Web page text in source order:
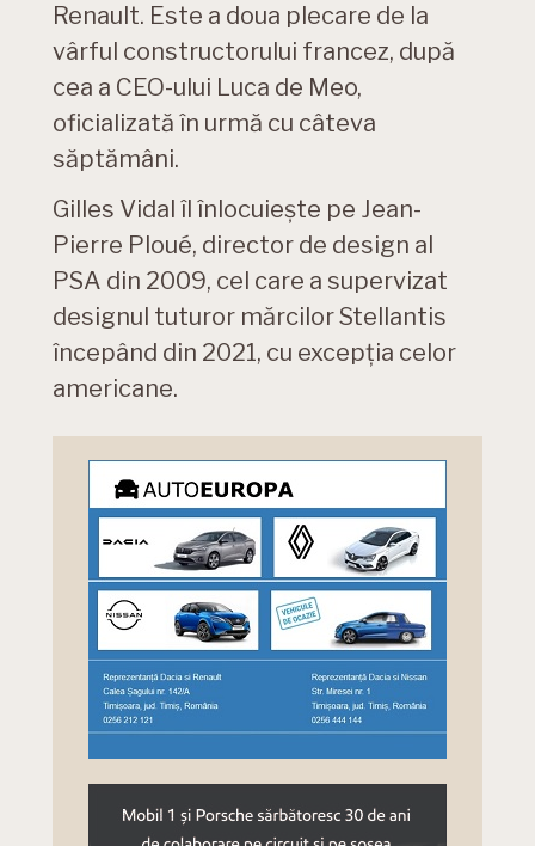
Renault. Este a doua plecare de la
vârful constructorului francez, după
cea a CEO-ului Luca de Meo,
oficializată în urmă cu câteva
săptămâni.
Gilles Vidal îl înlocuiește pe Jean-
Pierre Ploué, director de design al
PSA din 2009, cel care a supervizat
designul tuturor mărcilor Stellantis
începând din 2021, cu excepția celor
americane.